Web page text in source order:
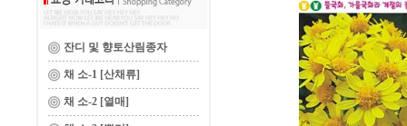
잔디 및 향토산림종자
채 소-1 [산채류]
채 소-2 [열매]